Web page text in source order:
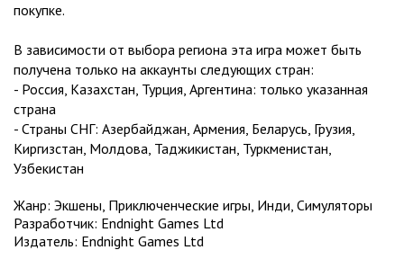
покупке.
В зависимости от выбора региона эта игра может быть
получена только на аккаунты следующих стран:
- Россия, Казахстан, Турция, Аргентина: только указанная
страна
- Страны СНГ: Азербайджан, Армения, Беларусь, Грузия,
Киргизстан, Молдова, Таджикистан, Туркменистан,
Узбекистан
Жанр: Экшены, Приключенческие игры, Инди, Симуляторы
Разработчик: Endnight Games Ltd
Издатель: Endnight Games Ltd